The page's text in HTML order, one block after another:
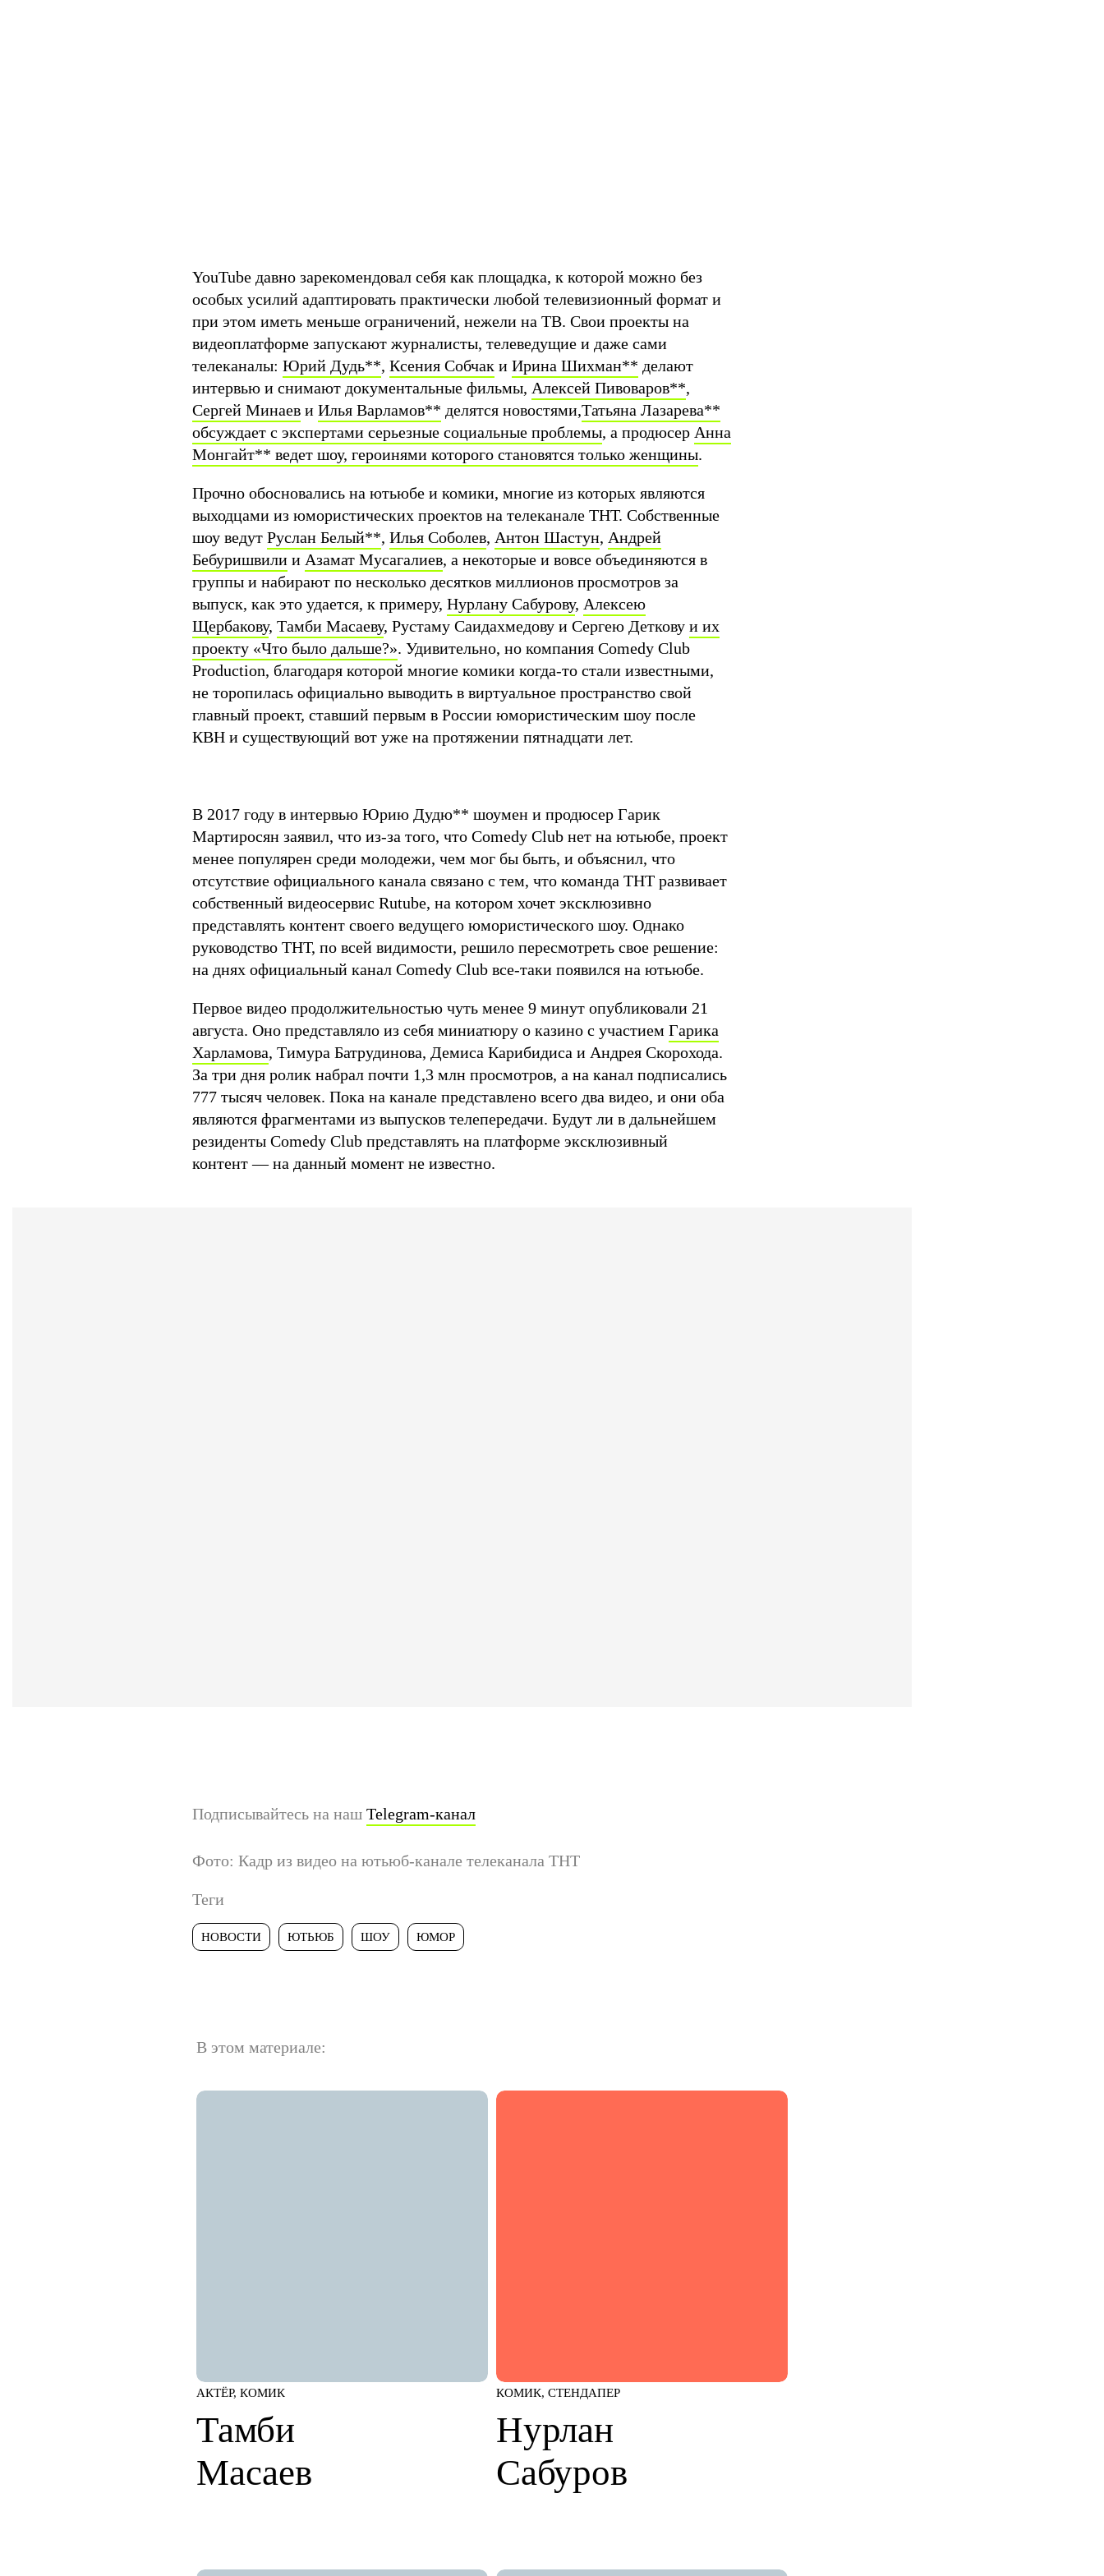
YouTube давно зарекомендовал себя как площадка, к которой можно без
особых усилий адаптировать практически любой телевизионный формат и
при этом иметь меньше ограничений, нежели на ТВ. Свои проекты на
видеоплатформе запускают журналисты, телеведущие и даже сами
телеканалы: Юрий Дудь**, Ксения Собчак и Ирина Шихман** делают
интервью и снимают документальные фильмы, Алексей Пивоваров**,
Сергей Минаев и Илья Варламов** делятся новостями,Татьяна Лазарева**
обсуждает с экспертами серьезные социальные проблемы, а продюсер Анна
Монгайт** ведет шоу, героинями которого становятся только женщины.
Прочно обосновались на ютьюбе и комики, многие из которых являются
выходцами из юмористических проектов на телеканале ТНТ. Собственные
шоу ведут Руслан Белый**, Илья Соболев, Антон Шастун, Андрей
Бебуришвили и Азамат Мусагалиев, а некоторые и вовсе объединяются в
группы и набирают по несколько десятков миллионов просмотров за
выпуск, как это удается, к примеру, Нурлану Сабурову, Алексею
Щербакову, Тамби Масаеву, Рустаму Саидахмедову и Сергею Деткову и их
проекту «Что было дальше?». Удивительно, но компания Comedy Club
Production, благодаря которой многие комики когда-то стали известными,
не торопилась официально выводить в виртуальное пространство свой
главный проект, ставший первым в России юмористическим шоу после
КВН и существующий вот уже на протяжении пятнадцати лет.
В 2017 году в интервью Юрию Дудю** шоумен и продюсер Гарик
Мартиросян заявил, что из-за того, что Comedy Club нет на ютьюбе, проект
менее популярен среди молодежи, чем мог бы быть, и объяснил, что
отсутствие официального канала связано с тем, что команда ТНТ развивает
собственный видеосервис Rutube, на котором хочет эксклюзивно
представлять контент своего ведущего юмористического шоу. Однако
руководство ТНТ, по всей видимости, решило пересмотреть свое решение:
на днях официальный канал Comedy Club все-таки появился на ютьюбе.
Первое видео продолжительностью чуть менее 9 минут опубликовали 21
августа. Оно представляло из себя миниатюру о казино с участием Гарика
Харламова, Тимура Батрудинова, Демиса Карибидиса и Андрея Скорохода.
За три дня ролик набрал почти 1,3 млн просмотров, а на канал подписались
777 тысяч человек. Пока на канале представлено всего два видео, и они оба
являются фрагментами из выпусков телепередачи. Будут ли в дальнейшем
резиденты Comedy Club представлять на платформе эксклюзивный
контент — на данный момент не известно.
Подписывайтесь на наш Telegram-канал
Фото: Кадр из видео на ютьюб-канале телеканала ТНТ
Теги
НОВОСТИ ЮТЬЮБ ШОУ ЮМОР
В этом материале:
АКТЁР, КОМИК
Тамби
Масаев
КОМИК, СТЕНДАПЕР
Нурлан
Сабуров